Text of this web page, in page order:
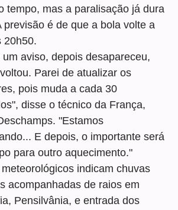
tempo, mas a paralisação já dura
previsão é de que a bola volte a
20h50.
um aviso, depois desapareceu,
Parei de atualizar os
pois muda a cada 30
disse o técnico da França,
"Estamos
E depois, o importante será
para outro aquecimento."
indicam chuvas
acompanhadas de raios em
Pensilvânia, e entrada dos